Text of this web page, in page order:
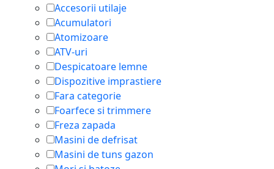
Accesorii utilaje
Acumulatori
Atomizoare
ATV-uri
Despicatoare lemne
Dispozitive imprastiere
Fara categorie
Foarfece si trimmere
Freza zapada
Masini de defrisat
Masini de tuns gazon